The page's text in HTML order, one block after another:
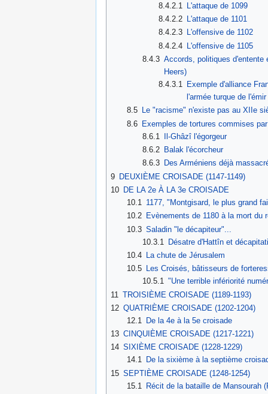
8.4.2.1
L'attaque de 1099
8.4.2.2
L'attaque de 1101
8.4.2.3
L'offensive de 1102
8.4.2.4 L'offensive de 1105
8.4.3 Accords, politiques
Heers)
8.4.3.1
Exemple d'alliance
l'armée turque de
8.5
Le "racisme" n'existe pas au XIIe
8.6 Exemples de tortures commises
8.6.1
Il-Ghâzî l'égorgeur
8.6.2 Balak l'écorcheur
8.6.3 Des Arméniens déjà
9 DEUXIÈME CROISADE (1147-1149)
10 DE LA 2e À LA 3e CROISADE
10.1
1177, "Montgisard, le plus grand
10.2
Evènements de 1180 à la mort du
10.3 Saladin "le décapiteur"...
10.3.1
Désatre d'Hattîn et
10.4
La chute de Jérusalem
10.5
Les Croisés, bâtisseurs de
10.5.1 "Une terrible infériorité
11 TROISIÈME CROISADE (1189-1193)
12 QUATRIÈME CROISADE (1202-1204)
12.1
De la 4e à la 5e croisade
13 CINQUIÈME CROISADE (1217-1221)
14 SIXIÈME CROISADE (1228-1229)
14.1
De la sixième à la septième
15 SEPTIÈME CROISADE (1248-1254)
15.1
Récit de la bataille de Mansourah